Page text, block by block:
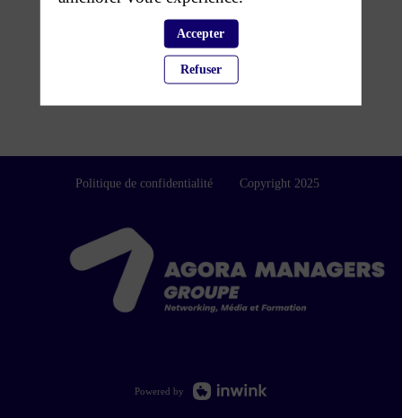
Politique de confidentialité Copyright 2025
Powered by
Accepter
Refuser